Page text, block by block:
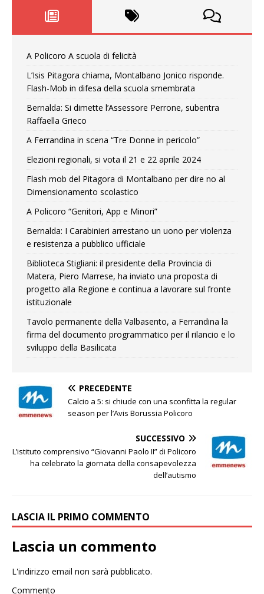
A Policoro A scuola di felicità
L’Isis Pitagora chiama, Montalbano Jonico risponde.
Flash-Mob in difesa della scuola smembrata
Bernalda: Si dimette l’Assessore Perrone, subentra
Raffaella Grieco
A Ferrandina in scena “Tre Donne in pericolo”
Elezioni regionali, si vota il 21 e 22 aprile 2024
Flash mob del Pitagora di Montalbano per dire no al
Dimensionamento scolastico
A Policoro “Genitori, App e Minori”
Bernalda: I Carabinieri arrestano un uono per violenza
e resistenza a pubblico ufficiale
Biblioteca Stigliani: il presidente della Provincia di
Matera, Piero Marrese, ha inviato una proposta di
progetto alla Regione e continua a lavorare sul fronte
istituzionale
Tavolo permanente della Valbasento, a Ferrandina la
firma del documento programmatico per il rilancio e lo
sviluppo della Basilicata
PRECEDENTE
Calcio a 5: si chiude con una sconfitta la regular
season per l’Avis Borussia Policoro
SUCCESSIVO
L’istituto comprensivo “Giovanni Paolo II” di Policoro
ha celebrato la giornata della consapevolezza
dell’autismo
LASCIA IL PRIMO COMMENTO
Lascia un commento
L'indirizzo email non sarà pubblicato.
Commento